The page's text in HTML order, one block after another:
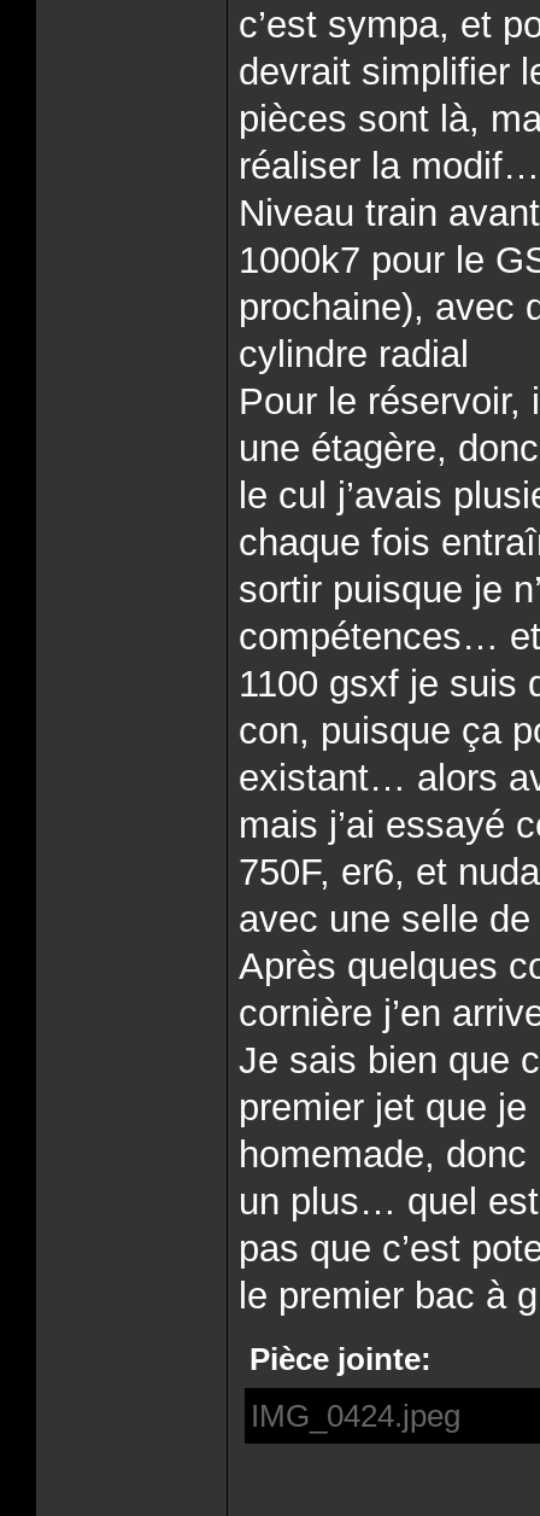
c’est sympa, et
devrait simplifier
pièces sont là,
réaliser la modif…
Niveau train
1000k7 pour le
prochaine), avec
cylindre radial
Pour le réservoir,
une étagère,
le cul j’avais
chaque fois
sortir puisque je
compétences…
1100 gsxf je suis
con, puisque ça
existant… alors
mais j’ai essayé
750F, er6, et
avec une selle
Après quelques
cornière j’en
Je sais bien que
premier jet que
homemade,
un plus… quel
pas que c’est
le premier bac à
Pièce jointe:
IMG_0424.jpeg